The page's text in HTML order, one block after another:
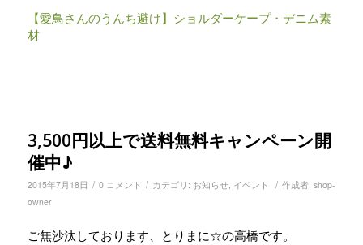
【愛鳥さんのうんち避け】ショルダーケープ・デニム素
材
3,500円以上で送料無料キャンペーン開
催中♪
2015年7月18日 / 0 コメント / カテゴリ: お知らせ, イベント / 作成者: shop-
owner
ご無沙汰しております、とりまに☆の高橋です。